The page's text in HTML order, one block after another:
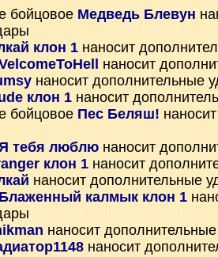
бойцовое Медведь Блевун
клон 1 наносит
наносит
наносит дополнительные
клон 1 наносит
бойцовое Пес Беляш!
тебя люблю наносит
клон 1 наносит
наносит дополнительные
Блаженный калмык клон 1
наносит
наносит